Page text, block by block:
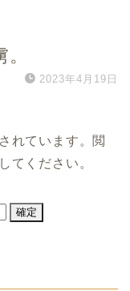
2023年4月19日
れています。閲
てください。